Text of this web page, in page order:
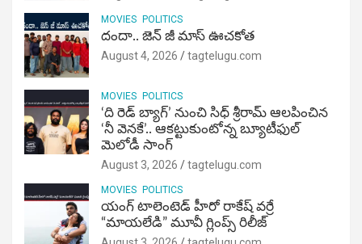
MOVIES POLITICS
దందా.. జెన్ జీ మాస్ ఊచకోత
August 4, 2026 tagtelugu.com
MOVIES POLITICS
‘ది రెడ్ బ్యాగ్’ నుంచి సిధ్ శ్రీరామ్ ఆలపించిన
‘నీ వెనకే’.. ఆకట్టుకుంటోన్న బ్యూటీఫుల్
మెలోడీ సాంగ్
August 3, 2026 tagtelugu.com
MOVIES POLITICS
యంగ్ టాలెంటెడ్ హీరో రాకేష్ వర్రే
“మాయలేడి” మూవీ గ్లింప్స్ రిలీజ్